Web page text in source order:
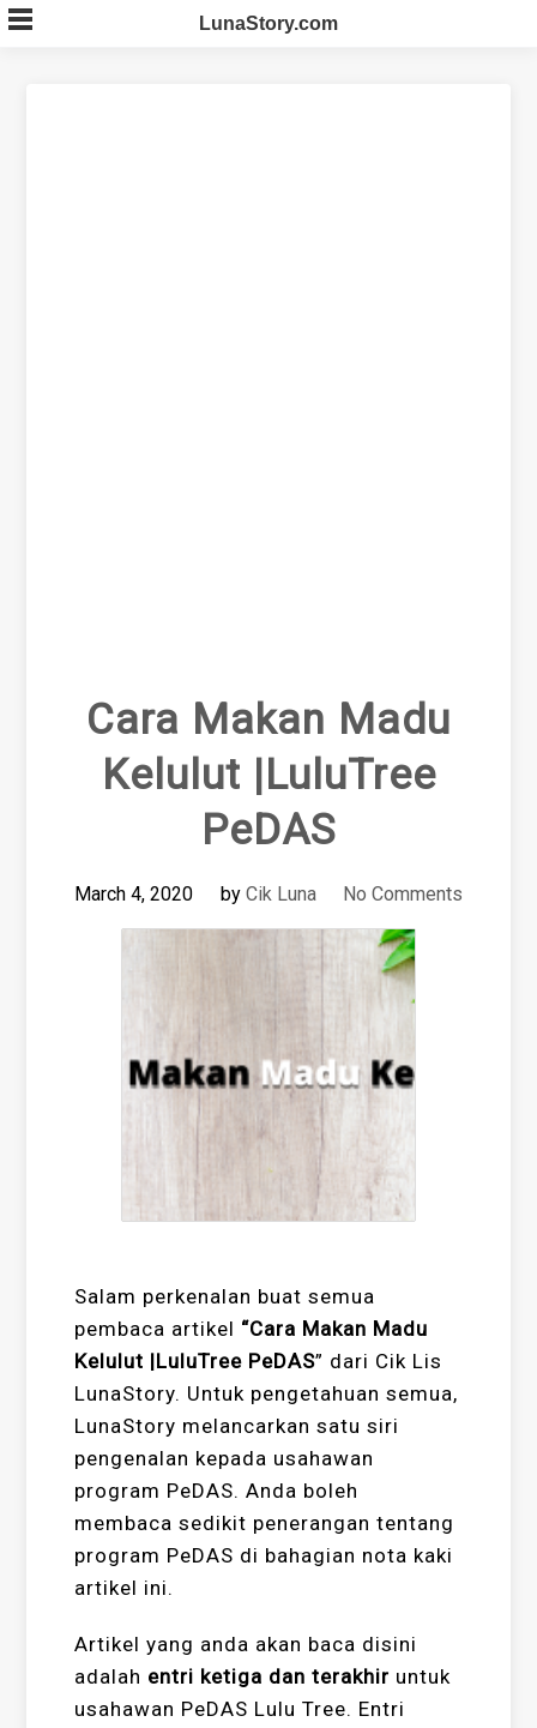
Skip
to
LunaStory.com
Cara Makan Madu
Kelulut |LuluTree
PeDAS
March 4, 2020 by Cik Luna No Comments
Salam perkenalan buat semua
pembaca artikel “Cara Makan Madu
Kelulut |LuluTree PeDAS” dari Cik Lis
LunaStory. Untuk pengetahuan semua,
LunaStory melancarkan satu siri
pengenalan kepada usahawan
program PeDAS. Anda boleh
membaca sedikit penerangan tentang
program PeDAS di bahagian nota kaki
artikel ini.
Artikel yang anda akan baca disini
adalah entri ketiga dan terakhir untuk
usahawan PeDAS Lulu Tree. Entri